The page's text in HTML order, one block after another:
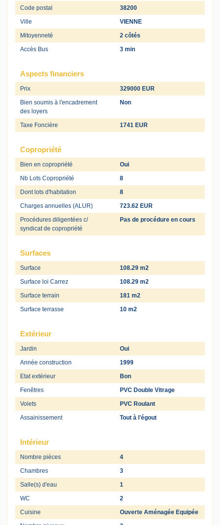
Code postal
38200
Ville
VIENNE
Mitoyenneté
2 côtés
Accès Bus
3 min
Aspects financiers
Prix
329000 EUR
Bien soumis à l'encadrement
des loyers
Non
Taxe Foncière 1741 EUR
Copropriété
Bien en copropriété
Oui
Nb Lots Copropriété
8
Dont lots d'habitation
8
Charges annuelles (ALUR)
723.62 EUR
Procédures diligentées c/
syndicat de copropriété
Pas de procédure en cours
Surfaces
Surface
108.29 m2
Surface loi Carrez
108.29 m2
Surface terrain
181 m2
Surface terrasse
10 m2
Extérieur
Jardin
Oui
Année construction
1999
Etat extérieur
Bon
Fenêtres
PVC Double Vitrage
Volets
PVC Roulant
Assainissement
Tout à l'égout
Intérieur
Nombre pièces
4
Chambres
3
Salle(s) d'eau
1
WC
2
Cuisine
Ouverte Aménagée Equipée